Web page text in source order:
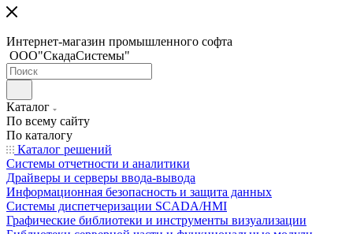
Интернет-магазин промышленного софта
ООО"СкадаСистемы"
Каталог
По всему сайту
По каталогу
Каталог решений
Системы отчетности и аналитики
Драйверы и серверы ввода-вывода
Информационная безопасность и защита данных
Системы диспетчеризации SCADA/HMI
Графические библиотеки и инструменты визуализации